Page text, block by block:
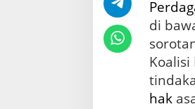
di
Koalisi
hak